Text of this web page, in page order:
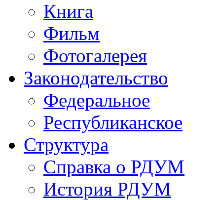
Книга
Фильм
Фотогалерея
Законодательство
Федеральное
Республиканское
Структура
Справка о РДУМ
История РДУМ